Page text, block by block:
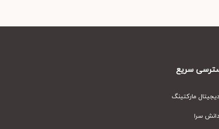
سریع
مارکتینگ
سرا